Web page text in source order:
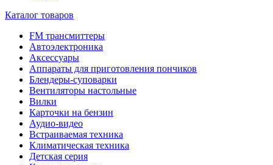
Каталог товаров
FM трансмиттеры
Автоэлектроника
Аксессуары
Аппараты для приготовления пончиков
Блендеры-суповарки
Вентиляторы настольные
Вилки
Карточки на бензин
Аудио-видео
Встраиваемая техника
Климатическая техника
Детская серия